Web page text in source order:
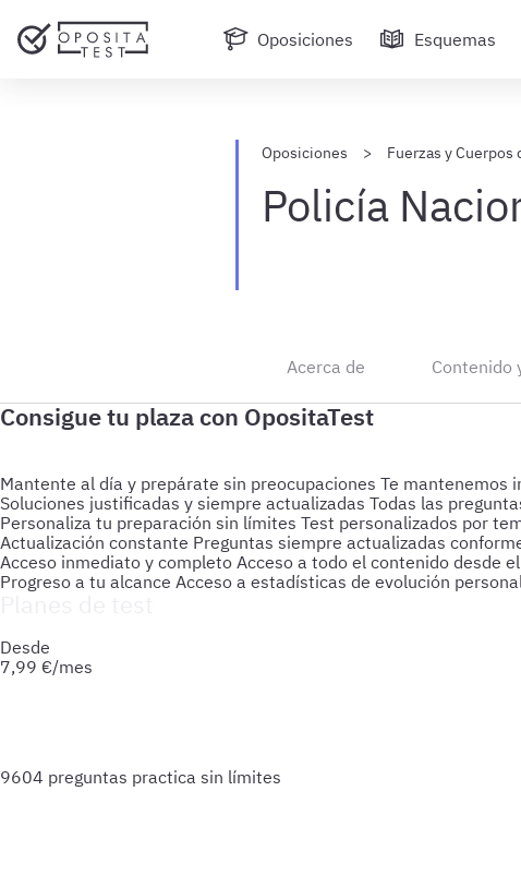
Oposiciones Esquemas
Oposiciones Fuerzas y Cuerpos
Policía
Acerca de Contenido
Mantente al día y prepárate sin preocupaciones Te mantenemos
Soluciones justificadas y siempre actualizadas Todas las
Personaliza tu preparación sin límites Test personalizados por
Actualización constante Preguntas siempre actualizadas
Acceso inmediato y completo Acceso a todo el contenido desde
Progreso a tu alcance Acceso a estadísticas de evolución
Desde
7,99 €/mes
9604 preguntas practica sin límites